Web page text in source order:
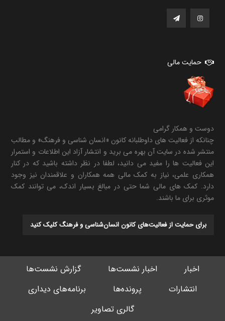
حمایت مالی
دوست و همکار گرامی
چنانکه از فعالیت های داوطلبانه کانون «انسان شناسی و فرهنگ» و مطالب
منتشر شده در سایت آن بهره می برید و انتشار آزاد این اطلاعات و استمرار
این فعالیت ها را مفید می دانید، لطفا در نظر داشته باشید که در کنار
همکاری علمی، نیاز به کمک مالی همه همکاران و علاقمندان نیز وجود
دارد. کمک های مالی شما حتی در مبالغ بسیار اندک، می توانند کمک
موثری برای ما باشند.
برای حمایت از فعالیت‌های کانون انسان‌شناسی و فرهنگ کلیک کنید
اخبار اخبار نشست‌ها
گزارش نشست‌ها
انتشارات
پرونده‌ها
برنامه‌های دیداری
گالری تصاویر